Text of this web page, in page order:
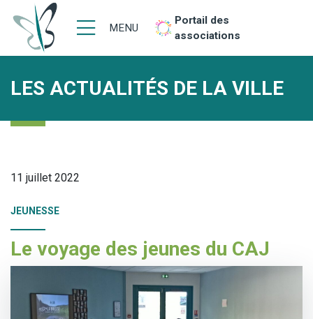
MENU
Portail des
associations
LES ACTUALITÉS DE LA VILLE
11 juillet 2022
JEUNESSE
Le voyage des jeunes du CAJ